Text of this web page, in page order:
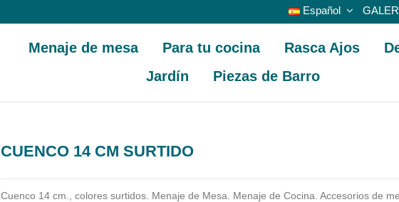
Español
Menaje de mesa Para tu cocina Rasca Ajos
Jardín
Piezas de Barro
CUENCO 14 CM SURTIDO
Cuenco 14 cm., colores surtidos. Menaje de Mesa. Menaje de Cocina. Accesorios de